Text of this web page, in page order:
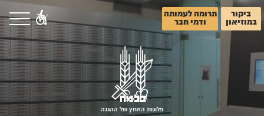
ביקור
במוזיאון
תרומה לעמותה
ודמי חבר
פלוגות המחץ של ההגנה